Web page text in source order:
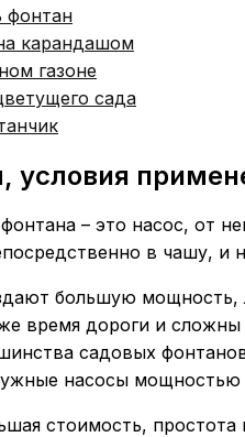
фонтан
карандашом
газоне
сада
условия
– это насос, от
в чашу, и
большую мощность,
время дороги и
садовых
насосы мощностью
стоимость,